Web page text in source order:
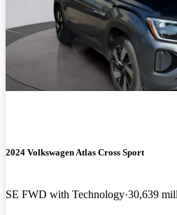
2024 Volkswagen Atlas Cross Sport
SE FWD with Technology 30,639